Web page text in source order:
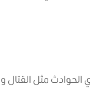
الحوادث مثل